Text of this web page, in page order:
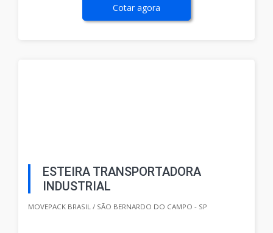
Cotar agora
ESTEIRA TRANSPORTADORA
INDUSTRIAL
MOVEPACK BRASIL / SÃO BERNARDO DO CAMPO - SP